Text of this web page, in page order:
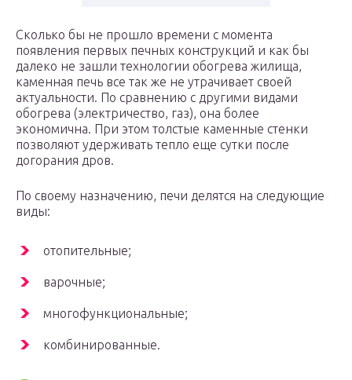
Сколько бы не прошло времени с момента
появления первых печных конструкций и как бы
далеко не зашли технологии обогрева жилища,
каменная печь все так же не утрачивает своей
актуальности. По сравнению с другими видами
обогрева (электричество, газ), она более
экономична. При этом толстые каменные стенки
позволяют удерживать тепло еще сутки после
догорания дров.
По своему назначению, печи делятся на следующие
виды:
отопительные;
варочные;
многофункциональные;
комбинированные.